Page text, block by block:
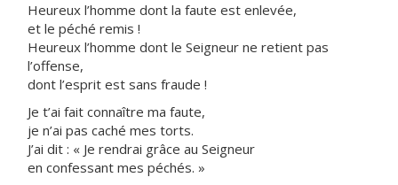
Heureux l’homme dont la faute est enlevée,
et le péché remis !
Heureux l’homme dont le Seigneur ne retient pas
l’offense,
dont l’esprit est sans fraude !
Je t’ai fait connaître ma faute,
je n’ai pas caché mes torts.
J’ai dit : « Je rendrai grâce au Seigneur
en confessant mes péchés. »